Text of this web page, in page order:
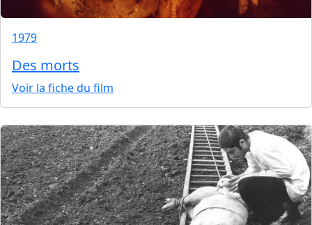
1979
Des morts
Voir la fiche du film